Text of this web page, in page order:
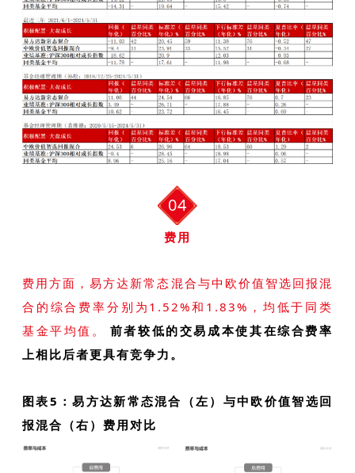
04
费用
费用方面，易方达新常态混合与中欧价值智选回报混
合的综合费率分别为1.52%和1.83%，均低于同类
基金平均值。
前者较低的交易成本使其在综合费率
上相比后者更具有竞争力。
图表5：易方达新常态混合（左）与中欧价值智选回
报混合（右）费用对比